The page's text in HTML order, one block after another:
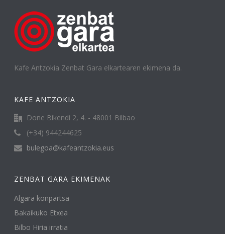
Kafe Antzokia Zenbat Gara elkartearen ekimena da.
KAFE ANTZOKIA
Done Bikendi 2, 4. - 48001 Bilbao
(+34) 944244625
bulegoa@kafeantzokia.eus
ZENBAT GARA EKIMENAK
Algara konpartsa
Bakaikuko Etxea
Bilbo Hiria irratia